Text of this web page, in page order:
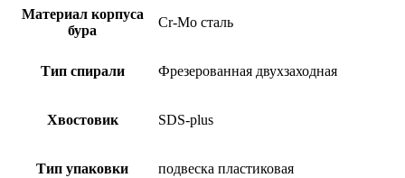
Материал корпуса
бура
Cr-Mo сталь
Тип спирали Фрезерованная двухзаходная
Хвостовик SDS-plus
Тип упаковки подвеска пластиковая